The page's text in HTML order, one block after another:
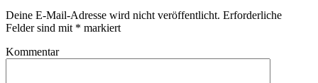
Deine E-Mail-Adresse wird nicht veröffentlicht. Erforderliche
Felder sind mit * markiert
Kommentar